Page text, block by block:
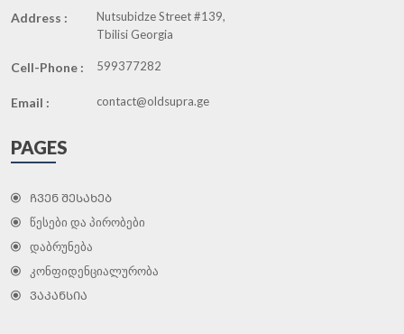
Address :
Nutsubidze Street #139,
Tbilisi Georgia
Cell-Phone : 599377282
Email : contact@oldsupra.ge
PAGES
ᲩᲕᲔᲜ ᲨᲔᲡᲐᲮᲔᲑ
წესები და პირობები
დაბრუნება
კონფიდენციალურობა
ᲕᲐᲙᲐᲜᲡᲘᲐ